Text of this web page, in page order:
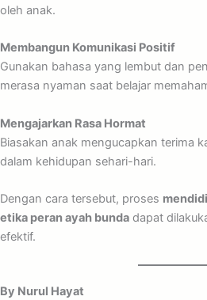
oleh anak.
Membangun Komunikasi Positif
Gunakan bahasa yang lembut dan
merasa nyaman saat belajar
Mengajarkan Rasa Hormat
Biasakan anak mengucapkan terima
dalam kehidupan sehari-hari.
Dengan cara tersebut, proses
etika peran ayah bunda dapat
efektif.
By Nurul Hayat